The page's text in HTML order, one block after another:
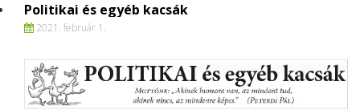
Politikai és egyéb kacsák
2021. február 1.